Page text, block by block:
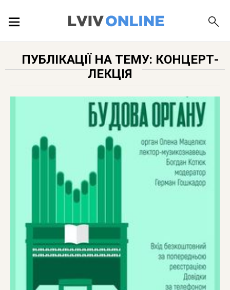
ДОВІДКА
ПУБЛІКАЦІЇ НА ТЕМУ: КОНЦЕРТ-
ЛЕКЦІЯ